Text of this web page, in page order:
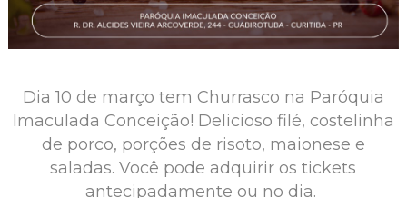
Dia 10 de março tem Churrasco na Paróquia
Imaculada Conceição! Delicioso filé, costelinha
de porco, porções de risoto, maionese e
saladas. Você pode adquirir os tickets
antecipadamente ou no dia.